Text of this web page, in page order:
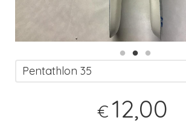
Pentathlon 35
€ 12,00